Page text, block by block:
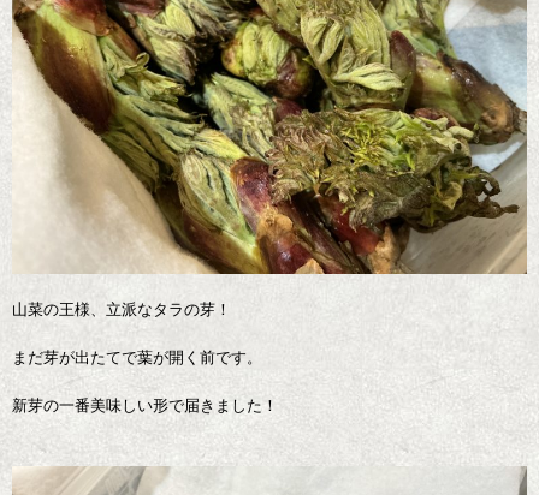
山菜の王様、立派なタラの芽！
まだ芽が出たてで葉が開く前です。
新芽の一番美味しい形で届きました！